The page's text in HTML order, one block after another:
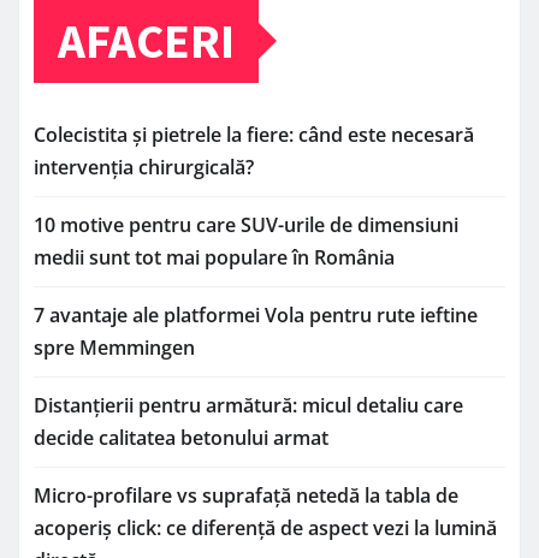
AFACERI
Colecistita și pietrele la fiere: când este necesară
intervenția chirurgicală?
10 motive pentru care SUV-urile de dimensiuni
medii sunt tot mai populare în România
7 avantaje ale platformei Vola pentru rute ieftine
spre Memmingen
Distanțierii pentru armătură: micul detaliu care
decide calitatea betonului armat
Micro-profilare vs suprafață netedă la tabla de
acoperiș click: ce diferență de aspect vezi la lumină